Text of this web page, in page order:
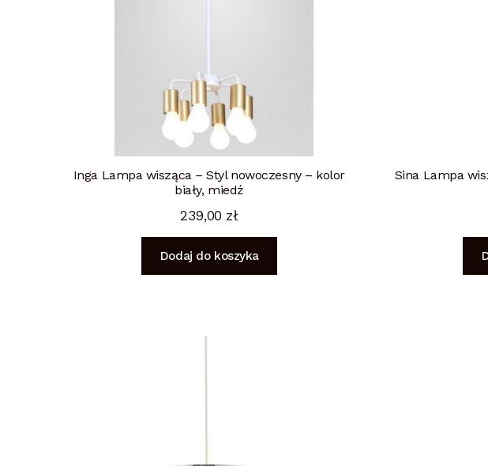
Inga Lampa wisząca – Styl nowoczesny – kolor
biały, miedź
239,00 zł
Dodaj do koszyka
Sina Lampa